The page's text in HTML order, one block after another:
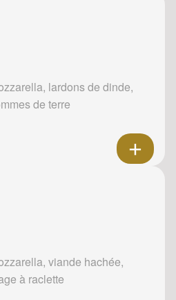
lardons de dinde,
de terre
viande hachée,
à raclette